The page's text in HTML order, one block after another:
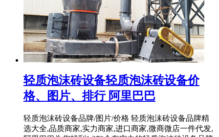
轻质泡沫砖设备轻质泡沫砖设备价
格、图片、排行 阿里巴巴
轻质泡沫砖设备品牌/图片/价格 轻质泡沫砖设备品牌精
选大全,品质商家,实力商家,进口商家,微商微店一件代发,